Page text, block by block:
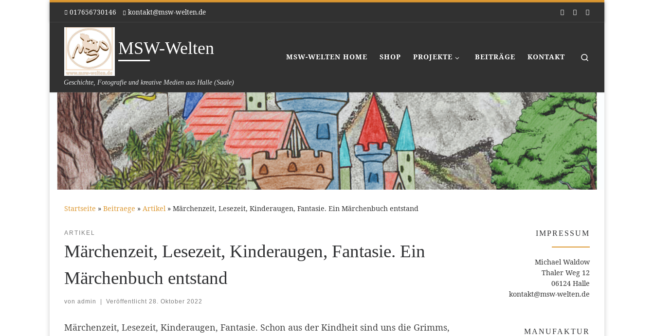
Zum Inhalt springen017656730146 kontakt@msw-welten.de
MSW-Welten
Geschichte, Fotografie und kreative Medien aus Halle (Saale)
MSW-WELTEN HOME SHOP PROJEKTE BEITRÄGE KONTAKT
Startseite » Beitraege » Artikel » Märchenzeit, Lesezeit, Kinderaugen, Fantasie. Ein Märchenbuch entstand
ARTIKEL
Märchenzeit, Lesezeit, Kinderaugen, Fantasie. Ein
Märchenbuch entstand
von admin Veröffentlicht 28. Oktober 2022
Märchenzeit, Lesezeit, Kinderaugen, Fantasie. Schon aus der Kindheit sind uns die Grimms,
IMPRESSUM
Michael Waldow
Thaler Weg 12
06124 Halle
kontakt@msw-welten.de
MANUFAKTUR